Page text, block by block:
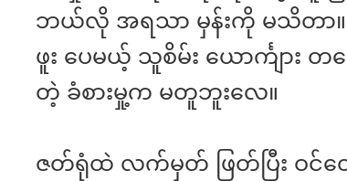
ဘယ်လို အရသာ မှန်းကို မသိတာ
ဖူး ပေမယ့် သူစိမ်း ယောင်္ကျား
တဲ့ ခံစားမှု့က မတူဘူးလေ။
ဇတ်ရုံထဲ လက်မှတ် ဖြတ်ပြီး ဝင်